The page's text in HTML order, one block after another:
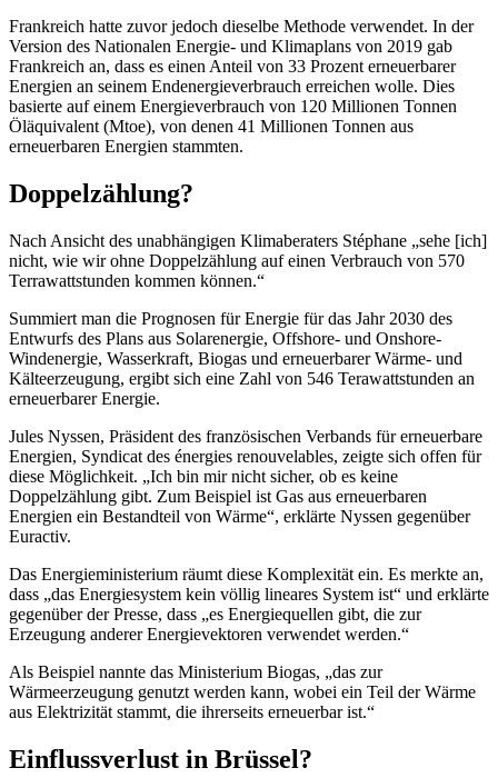
Frankreich hatte zuvor jedoch dieselbe Methode verwendet. In der
Version des Nationalen Energie- und Klimaplans von 2019 gab
Frankreich an, dass es einen Anteil von 33 Prozent erneuerbarer
Energien an seinem Endenergieverbrauch erreichen wolle. Dies
basierte auf einem Energieverbrauch von 120 Millionen Tonnen
Öläquivalent (Mtoe), von denen 41 Millionen Tonnen aus
erneuerbaren Energien stammten.
Doppelzählung?
Nach Ansicht des unabhängigen Klimaberaters Stéphane „sehe [ich]
nicht, wie wir ohne Doppelzählung auf einen Verbrauch von 570
Terrawattstunden kommen können.“
Summiert man die Prognosen für Energie für das Jahr 2030 des
Entwurfs des Plans aus Solarenergie, Offshore- und Onshore-
Windenergie, Wasserkraft, Biogas und erneuerbarer Wärme- und
Kälteerzeugung, ergibt sich eine Zahl von 546 Terawattstunden an
erneuerbarer Energie.
Jules Nyssen, Präsident des französischen Verbands für erneuerbare
Energien, Syndicat des énergies renouvelables, zeigte sich offen für
diese Möglichkeit. „Ich bin mir nicht sicher, ob es keine
Doppelzählung gibt. Zum Beispiel ist Gas aus erneuerbaren
Energien ein Bestandteil von Wärme“, erklärte Nyssen gegenüber
Euractiv.
Das Energieministerium räumt diese Komplexität ein. Es merkte an,
dass „das Energiesystem kein völlig lineares System ist“ und erklärte
gegenüber der Presse, dass „es Energiequellen gibt, die zur
Erzeugung anderer Energievektoren verwendet werden.“
Als Beispiel nannte das Ministerium Biogas, „das zur
Wärmeerzeugung genutzt werden kann, wobei ein Teil der Wärme
aus Elektrizität stammt, die ihrerseits erneuerbar ist.“
Einflussverlust in Brüssel?